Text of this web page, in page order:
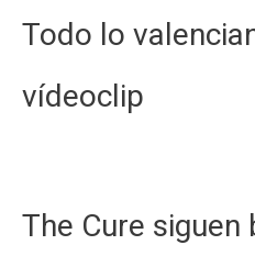
Todo lo
vídeoclip
The Cure siguen